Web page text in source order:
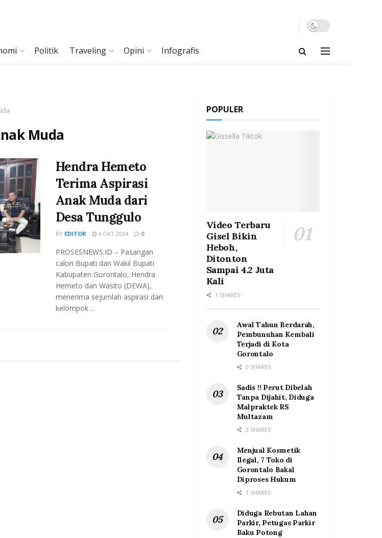
Politik Traveling Opini Infografis
Muda
Hendra Hemeto
Terima Aspirasi
Anak Muda dari
Desa Tunggulo
BY EDITOR 4 OKT 2024 0
PROSESNEWS.ID – Pasangan
calon Bupati dan Wakil Bupati
Kabupaten Gorontalo, Hendra
Hemeto dan Wasito (DEWA),
menerima sejumlah aspirasi dari
kelompok ...
POPULER
Video Terbaru
Gisel Bikin
Heboh,
Ditonton
Sampai 4.2 Juta
Kali
1 SHARES
Awal Tahun Berdarah,
Pembunuhan Kembali
Terjadi di Kota
Gorontalo
0 SHARES
Sadis !! Perut Dibelah
Tanpa Dijahit, Diduga
Malpraktek RS
Multazam
2 SHARES
Menjual Kosmetik
Ilegal, 7 Toko di
Gorontalo Bakal
Diproses Hukum
1 SHARES
Diduga Rebutan Lahan
Parkir, Petugas Parkir
Baku Potong